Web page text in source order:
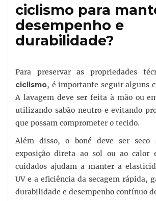
ciclismo para
desempenho e
durabilidade?
Para preservar as propriedades
ciclismo, é importante seguir alguns
A lavagem deve ser feita à mão ou
utilizando sabão neutro e evitando
que possam comprometer o tecido.
Além disso, o boné deve ser seco
exposição direta ao sol ou ao calor
cuidados ajudam a manter a
UV e a eficiência da secagem rápida,
durabilidade e desempenho contínuo